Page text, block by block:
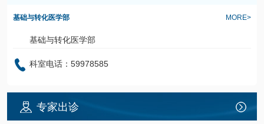
基础与转化医学部 MORE>
基础与转化医学部
科室电话：59978585
专家出诊